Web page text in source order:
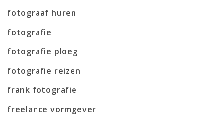
fotograaf huren
fotografie
fotografie ploeg
fotografie reizen
frank fotografie
freelance vormgever